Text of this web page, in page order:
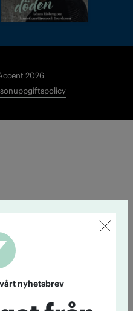
2026
nyhetsbrev